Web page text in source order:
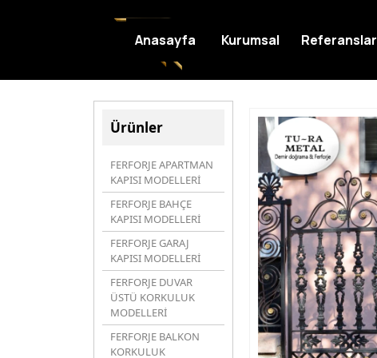
Ürünler
FERFORJE APARTMAN
KAPISI MODELLERİ
FERFORJE BAHÇE
KAPISI MODELLERİ
FERFORJE GARAJ
KAPISI MODELLERİ
FERFORJE DUVAR
ÜSTÜ KORKULUK
MODELLERİ
FERFORJE BALKON
KORKULUK
Anasayfa Kurumsal Referanslar